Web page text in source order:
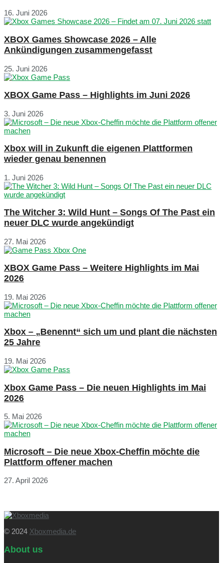
16. Juni 2026
XBOX Games Showcase 2026 – Alle
Ankündigungen zusammengefasst
25. Juni 2026
XBOX Game Pass – Highlights im Juni 2026
3. Juni 2026
Xbox will in Zukunft die eigenen Plattformen
wieder genau benennen
1. Juni 2026
The Witcher 3: Wild Hunt – Songs Of The Past ein
neuer DLC wurde angekündigt
27. Mai 2026
XBOX Game Pass – Weitere Highlights im Mai
2026
19. Mai 2026
Xbox – „Benennt“ sich um und plant die nächsten
25 Jahre
19. Mai 2026
Xbox Game Pass – Die neuen Highlights im Mai
2026
5. Mai 2026
Microsoft – Die neue Xbox-Cheffin möchte die
Plattform offener machen
27. April 2026
© 2024 Xboxmedia.de
About us